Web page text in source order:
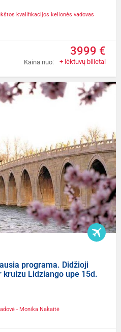
kvalifikacijos kelionės vadovas
Kaina nuo:
3999 €
+ lėktuvų bilietai
programa. Didžioji
Lidziango upe 15d.
- Monika Nakaitė